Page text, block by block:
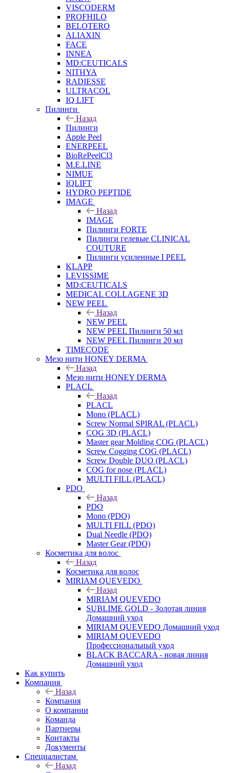
VISCODERM
PROFHILO
BELOTERO
ALIAXIN
FACE
INNEA
MD:CEUTICALS
NITHYA
RADIESSE
ULTRACOL
IQ LIFT
Пилинги
Назад
Пилинги
Apple Peel
ENERPEEL
BioRePeelCl3
M.E.LINE
NIMUE
IQLIFT
HYDRO PEPTIDE
IMAGE
Назад
IMAGE
Пилинги FORTE
Пилинги гелевые CLINICAL
COUTURE
Пилинги усиленные I PEEL
KLAPP
LEVISSIME
MD:CEUTICALS
MEDICAL COLLAGENE 3D
NEW PEEL
Назад
NEW PEEL
NEW PEEL Пилинги 50 мл
NEW PEEL Пилинги 20 мл
TIMECODE
Мезо нити HONEY DERMA
Назад
Мезо нити HONEY DERMA
PLACL
Назад
PLACL
Mono (PLACL)
Screw Normal SPIRAL (PLACL)
COG 3D (PLACL)
Master gear Molding COG (PLACL)
Screw Cogging COG (PLACL)
Screw Double DUO (PLACL)
COG for nose (PLACL)
MULTI FILL (PLACL)
PDO
Назад
PDO
Mono (PDO)
MULTI FILL (PDO)
Dual Needle (PDO)
Master Gear (PDO)
Косметика для волос
Назад
Косметика для волос
MIRIAM QUEVEDO
Назад
MIRIAM QUEVEDO
SUBLIME GOLD - Золотая линия
Домашний уход
MIRIAM QUEVEDO Домашний уход
MIRIAM QUEVEDO
Профессиональный уход
BLACK BACCARA - новая линия
Домашний уход
Как купить
Компания
Назад
Компания
О компании
Команда
Партнеры
Контакты
Документы
Специалистам
Назад